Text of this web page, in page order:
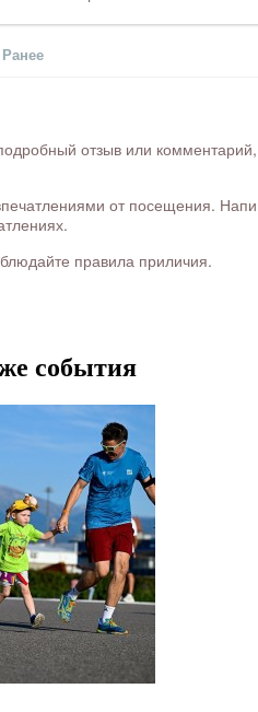
Ранее
отзыв или
от посещения.
правила приличия.
события